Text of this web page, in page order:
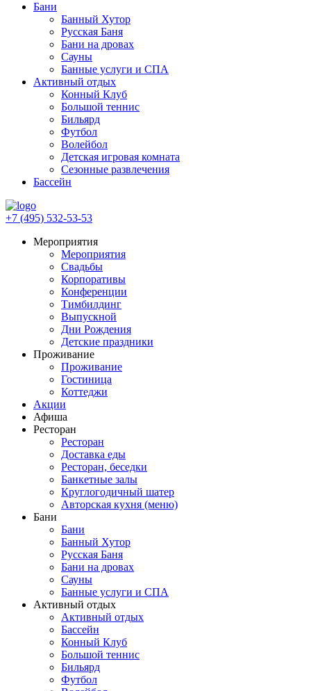
Бани
Банный Хутор
Русская Баня
Бани на дровах
Сауны
Банные услуги и СПА
Активный отдых
Конный Клуб
Большой теннис
Бильярд
Футбол
Волейбол
Детская игровая комната
Сезонные развлечения
Бассейн
+7 (495) 532-53-53
Мероприятия
Мероприятия
Свадьбы
Корпоративы
Конференции
Тимбилдинг
Выпускной
Дни Рождения
Детские праздники
Проживание
Проживание
Гостиница
Коттеджи
Акции
Афиша
Ресторан
Ресторан
Доставка еды
Ресторан, беседки
Банкетные залы
Круглогодичный шатер
Авторская кухня (меню)
Бани
Бани
Банный Хутор
Русская Баня
Бани на дровах
Сауны
Банные услуги и СПА
Активный отдых
Активный отдых
Бассейн
Конный Клуб
Большой теннис
Бильярд
Футбол